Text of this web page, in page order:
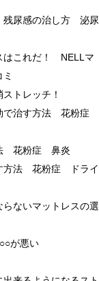
尿感の治し方 泌尿
はこれだ！ NELLマ
トレッチ！
で治す方法 花粉症
花粉症 鼻炎
方法 花粉症 ドライ
ないマットレスの選
が悪い